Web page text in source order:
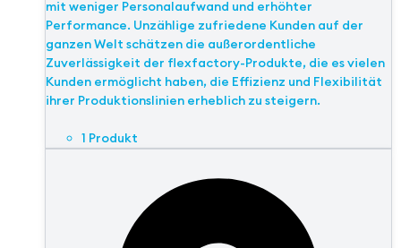
mit weniger Personalaufwand und erhöhter
Performance. Unzählige zufriedene Kunden auf der
ganzen Welt schätzen die außerordentliche
Zuverlässigkeit der flexfactory-Produkte, die es vielen
Kunden ermöglicht haben, die Effizienz und Flexibilität
ihrer Produktionslinien erheblich zu steigern.
1 Produkt